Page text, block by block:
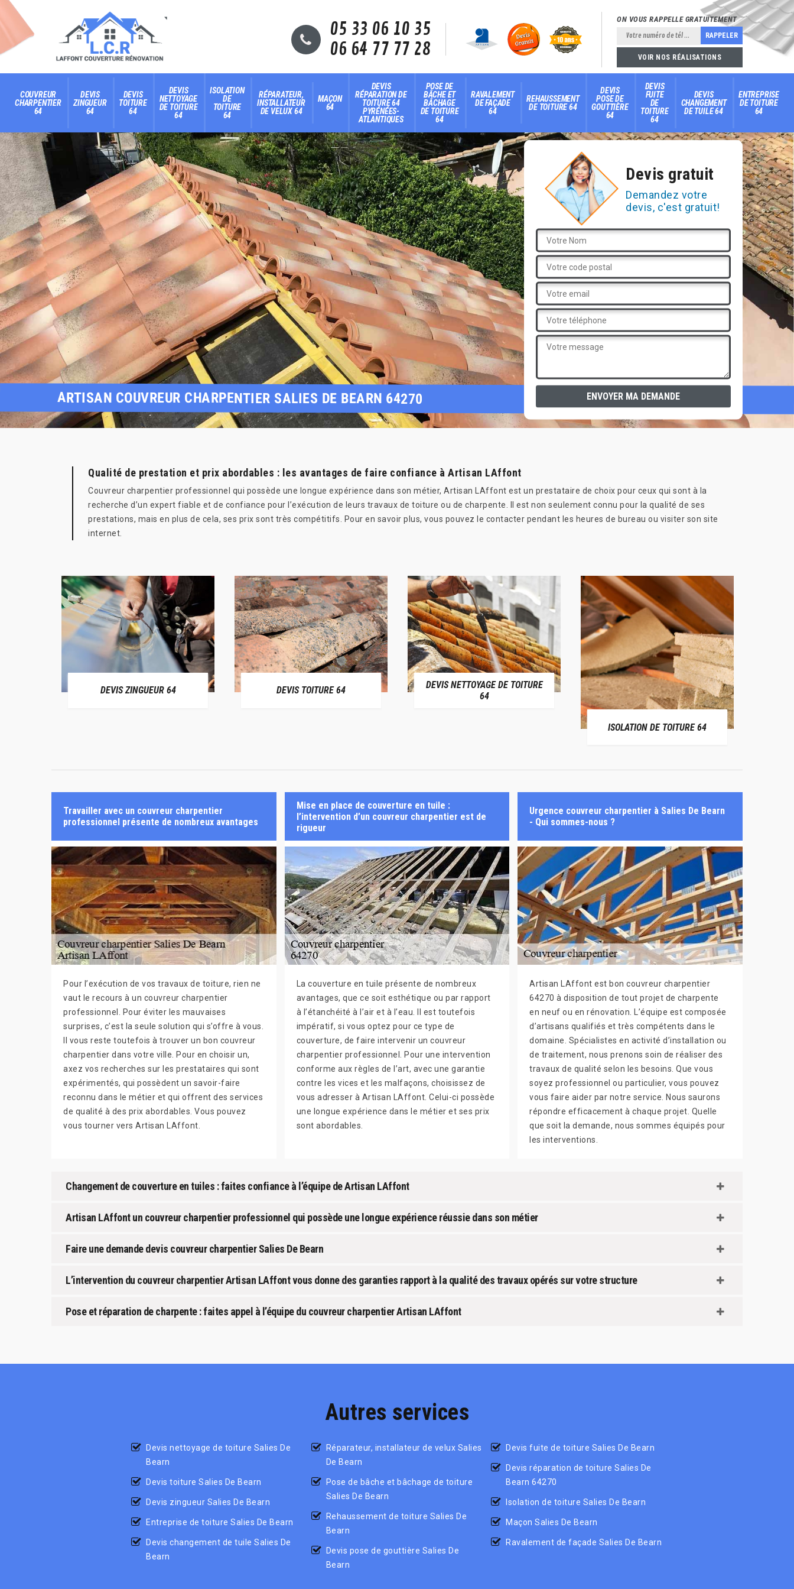
05 33 06 10 35
06 64 77 77 28
ON VOUS RAPPELLE GRATUITEMENT
VOIR NOS RÉALISATIONS
COUVREUR
CHARPENTIER
64
DEVIS
ZINGUEUR
64
DEVIS
TOITURE
64
DEVIS
NETTOYAGE
DE TOITURE
64
ISOLATION
DE
TOITURE
64
RÉPARATEUR,
INSTALLATEUR
DE VELUX 64
MAÇON
64
DEVIS
RÉPARATION DE
TOITURE 64
PYRÉNÉES-
ATLANTIQUES
POSE DE
BÂCHE ET
BÂCHAGE
DE TOITURE
64
RAVALEMENT
DE FAÇADE
64
REHAUSSEMENT
DE TOITURE 64
DEVIS
POSE DE
GOUTTIÈRE
64
DEVIS
FUITE
DE
TOITURE
64
DEVIS
CHANGEMENT
DE TUILE 64
ENTREPRISE
DE TOITURE
64
Devis gratuit
Demandez votre
devis, c'est gratuit!
ARTISAN COUVREUR CHARPENTIER SALIES DE BEARN 64270
Qualité de prestation et prix abordables : les avantages de faire confiance à Artisan LAffont
Couvreur charpentier professionnel qui possède une longue expérience dans son métier, Artisan LAffont est un prestataire de choix pour ceux qui sont à la
recherche d’un expert fiable et de confiance pour l’exécution de leurs travaux de toiture ou de charpente. Il est non seulement connu pour la qualité de ses
prestations, mais en plus de cela, ses prix sont très compétitifs. Pour en savoir plus, vous pouvez le contacter pendant les heures de bureau ou visiter son site
internet.
DEVIS ZINGUEUR 64 DEVIS TOITURE 64
DEVIS NETTOYAGE DE TOITURE
64
ISOLATION DE TOITURE 64
Travailler avec un couvreur charpentier
professionnel présente de nombreux avantages
Pour l’exécution de vos travaux de toiture, rien ne
vaut le recours à un couvreur charpentier
professionnel. Pour éviter les mauvaises
surprises, c’est la seule solution qui s’offre à vous.
Il vous reste toutefois à trouver un bon couvreur
charpentier dans votre ville. Pour en choisir un,
axez vos recherches sur les prestataires qui sont
expérimentés, qui possèdent un savoir-faire
reconnu dans le métier et qui offrent des services
de qualité à des prix abordables. Vous pouvez
vous tourner vers Artisan LAffont.
Mise en place de couverture en tuile :
l’intervention d’un couvreur charpentier est de
rigueur
La couverture en tuile présente de nombreux
avantages, que ce soit esthétique ou par rapport
à l’étanchéité à l’air et à l’eau. Il est toutefois
impératif, si vous optez pour ce type de
couverture, de faire intervenir un couvreur
charpentier professionnel. Pour une intervention
conforme aux règles de l’art, avec une garantie
contre les vices et les malfaçons, choisissez de
vous adresser à Artisan LAffont. Celui-ci possède
une longue expérience dans le métier et ses prix
sont abordables.
Urgence couvreur charpentier à Salies De Bearn
- Qui sommes-nous ?
Artisan LAffont est bon couvreur charpentier
64270 à disposition de tout projet de charpente
en neuf ou en rénovation. L’équipe est composée
d’artisans qualifiés et très compétents dans le
domaine. Spécialistes en activité d’installation ou
de traitement, nous prenons soin de réaliser des
travaux de qualité selon les besoins. Que vous
soyez professionnel ou particulier, vous pouvez
vous faire aider par notre service. Nous saurons
répondre efficacement à chaque projet. Quelle
que soit la demande, nous sommes équipés pour
les interventions.
Changement de couverture en tuiles : faites confiance à l’équipe de Artisan LAffont
Artisan LAffont un couvreur charpentier professionnel qui possède une longue expérience réussie dans son métier
Faire une demande devis couvreur charpentier Salies De Bearn
L’intervention du couvreur charpentier Artisan LAffont vous donne des garanties rapport à la qualité des travaux opérés sur votre structure
Pose et réparation de charpente : faites appel à l’équipe du couvreur charpentier Artisan LAffont
Autres services
Devis nettoyage de toiture Salies De
Bearn
Devis toiture Salies De Bearn
Devis zingueur Salies De Bearn
Entreprise de toiture Salies De Bearn
Devis changement de tuile Salies De
Bearn
Réparateur, installateur de velux Salies
De Bearn
Pose de bâche et bâchage de toiture
Salies De Bearn
Rehaussement de toiture Salies De
Bearn
Devis pose de gouttière Salies De
Bearn
Devis fuite de toiture Salies De Bearn
Devis réparation de toiture Salies De
Bearn 64270
Isolation de toiture Salies De Bearn
Maçon Salies De Bearn
Ravalement de façade Salies De Bearn